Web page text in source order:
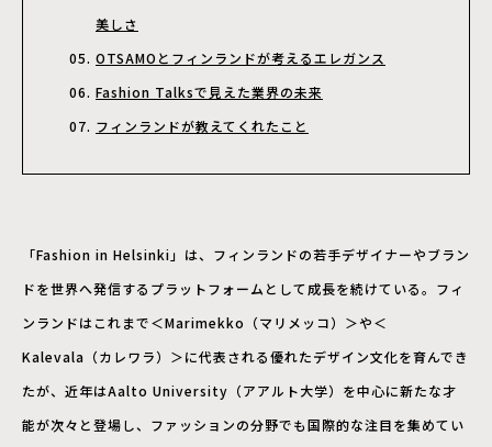
美しさ
OTSAMOとフィンランドが考えるエレガンス
Fashion Talksで見えた業界の未来
フィンランドが教えてくれたこと
「Fashion in Helsinki」は、フィンランドの若手デザイナーやブラン
ドを世界へ発信するプラットフォームとして成長を続けている。フィ
ンランドはこれまで＜Marimekko（マリメッコ）＞や＜
Kalevala（カレワラ）＞に代表される優れたデザイン文化を育んでき
たが、近年はAalto University（アアルト大学）を中心に新たな才
能が次々と登場し、ファッションの分野でも国際的な注目を集めてい